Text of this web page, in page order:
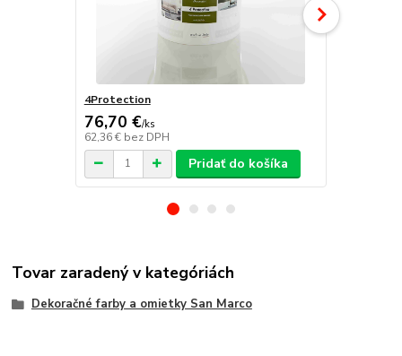
4Protection
76,70 €/ks
62,36 € bez DPH
Pridať do košíka
Tovar zaradený v kategóriách
Dekoračné farby a omietky San Marco